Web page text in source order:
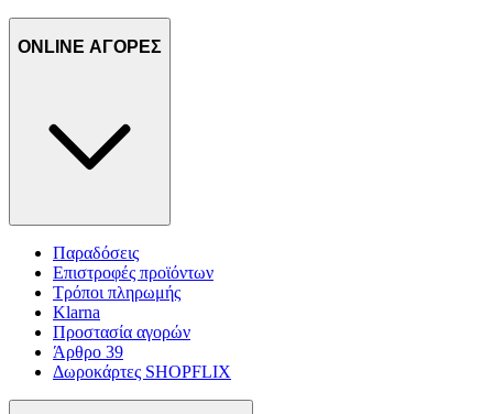
ONLINE ΑΓΟΡΕΣ
Παραδόσεις
Επιστροφές προϊόντων
Τρόποι πληρωμής
Klarna
Προστασία αγορών
Άρθρο 39
Δωροκάρτες SHOPFLIX